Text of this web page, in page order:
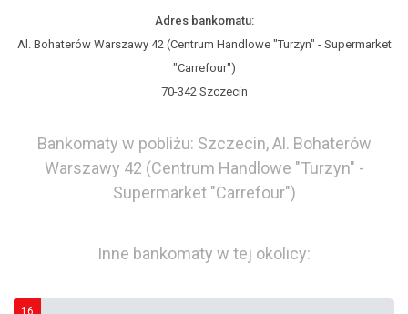
Adres bankomatu:
Al. Bohaterów Warszawy 42 (Centrum Handlowe "Turzyn" - Supermarket
"Carrefour")
70-342 Szczecin
Bankomaty w pobliżu: Szczecin, Al. Bohaterów
Warszawy 42 (Centrum Handlowe "Turzyn" -
Supermarket "Carrefour")
Inne bankomaty w tej okolicy:
16